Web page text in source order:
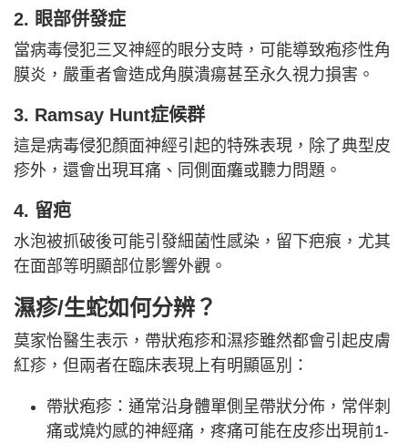
2. 眼部併發症
當病毒侵犯三叉神經的眼分支時，可能導致疱疹性角
膜炎，嚴重者會造成角膜潰瘍甚至永久視力損害。
3. Ramsay Hunt症候群
這是病毒侵犯顏面神經引起的特殊表現，除了典型皮
疹外，還會出現耳痛、同側面癱或聽力問題。
4. 留疤
水泡被抓破後可能引發細菌性感染，留下疤痕，尤其
在面部等明顯部位影響外觀。
濕疹/生蛇如何分辨？
莫家怡醫生表示，帶狀疱疹和濕疹雖然都會引起皮膚
紅疹，但兩者在臨床表現上有明顯區別：
帶狀疱疹：通常沿身體單側呈帶狀分佈，常伴刺
痛或燒灼感的神經痛，疼痛可能在皮疹出現前1-